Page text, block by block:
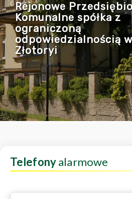
Rejonowe
Komunalne spółka z
ograniczoną
odpowiedzialnością w
Złotoryi
Telefonyalarmowe